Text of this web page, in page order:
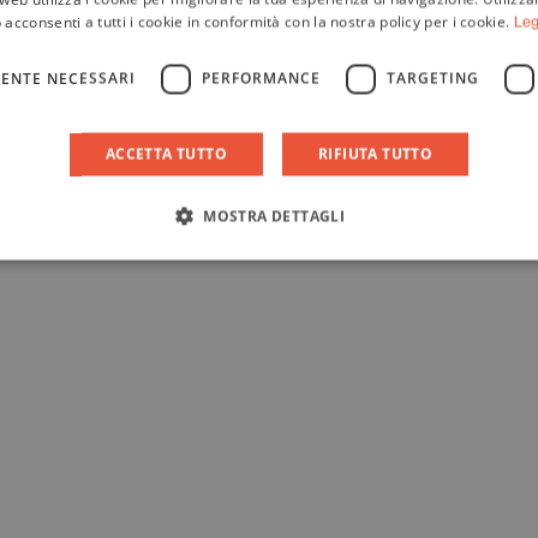
L’intelligenza artificiale per una
acconsenti a tutti i cookie in conformità con la nostra policy per i cookie.
NECESSARI PERFORMANCE TARGETING
ACCETTA TUTTO RIFIUTA TUTTO
MOSTRA DETTAGLI